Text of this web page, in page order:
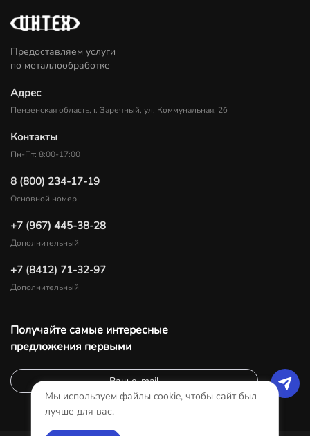
Предоставляем услуги
по металлообработке
Адрес
Пензенская область, г. Заречный, ул. Коммунальная, 2б
Контакты
Пн-Пт: 8:00-17:00
8 (800) 234-17-19
Основной номер
+7 (967) 445-38-28
Дополнительный
+7 (8412) 71-32-97
Дополнительный
Получайте самые интересные
предложения первыми
Мы используем файлы cookie, чтобы сайт был
лучше для вас.